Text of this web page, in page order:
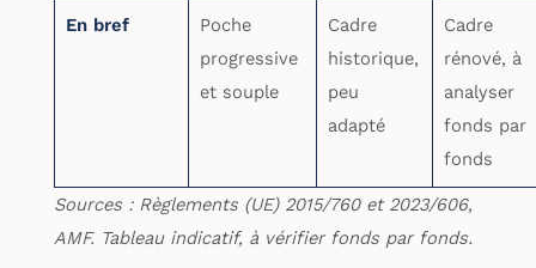
En bref
Poche
progressive
et souple
Cadre
historique,
peu
adapté
Cadre
rénové, à
analyser
fonds par
fonds
Sources : Règlements (UE) 2015/760 et 2023/606,
AMF. Tableau indicatif, à vérifier fonds par fonds.